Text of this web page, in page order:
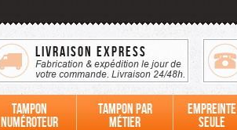
Livraison Express
Fabrication & expédition le jour de
votre commande. Livraison 24/48h.
Tampon
numéroteur
Tampon par
métier
Empreinte
seule